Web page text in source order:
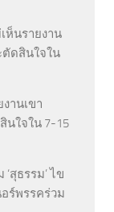
ห็นรายงาน
ตัดสินใจใน
านเขา
นใจใน 7-15
‘สุธรรม’ ไข
ร์พรรคร่วม